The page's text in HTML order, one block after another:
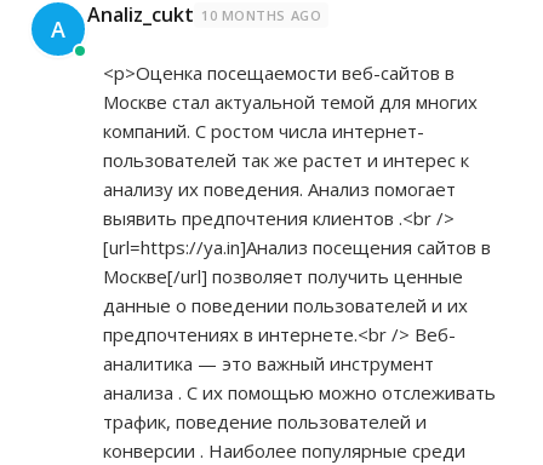
A Analiz_cukt 10 MONTHS AGO
<p>Оценка посещаемости веб-сайтов в
Москве стал актуальной темой для многих
компаний. С ростом числа интернет-
пользователей так же растет и интерес к
анализу их поведения. Анализ помогает
выявить предпочтения клиентов .<br />
[url=https://ya.in]Анализ посещения сайтов в
Москве[/url] позволяет получить ценные
данные о поведении пользователей и их
предпочтениях в интернете.<br /> Веб-
аналитика — это важный инструмент
анализа . С их помощью можно отслеживать
трафик, поведение пользователей и
конверсии . Наиболее популярные среди